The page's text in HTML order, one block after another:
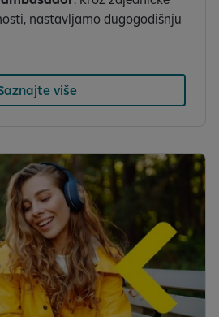
nastavljamo dugogodišnju
više